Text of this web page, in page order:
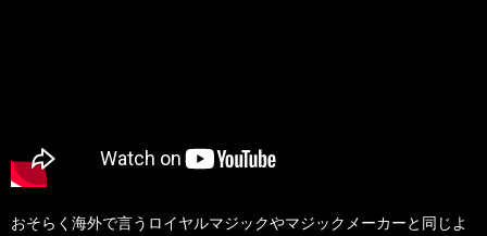
おそらく海外で言うロイヤルマジックやマジックメーカーと同じよ